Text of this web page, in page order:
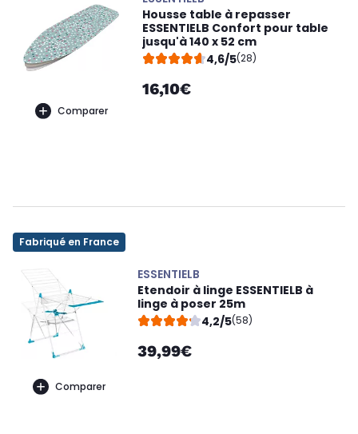
Comparer
Housse table à repasser
ESSENTIELB Confort pour table
jusqu'à 140 x 52 cm
4,6/5(28)
16,10€
Fabriqué en France
Comparer
ESSENTIELB
Etendoir à linge ESSENTIELB à
linge à poser 25m
4,2/5(58)
39,99€